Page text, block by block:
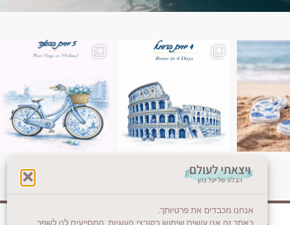
אנחנו מכבדים את פרטיותך.
באתר זה אנו עושים שימוש בקובצי העוגיות, המסייעים לנו לשפר
היא אחת Instagram post